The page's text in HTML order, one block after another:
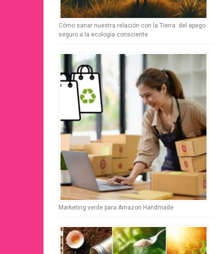
Cómo sanar nuestra relación con la Tierra: del apego
seguro a la ecología consciente
Marketing verde para Amazon Handmade